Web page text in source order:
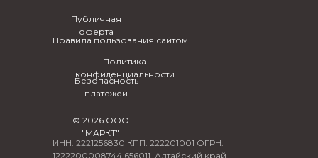
Публичная
оферта
Правила пользования сайтом
Политика
конфиденциальности
Безопасность
платежей
© 2026 ООО
"МАРКТ"
ИНН: 2221256830 КПП: 222201001 ОГРН:
1222200008744 656011, Алтайский край,